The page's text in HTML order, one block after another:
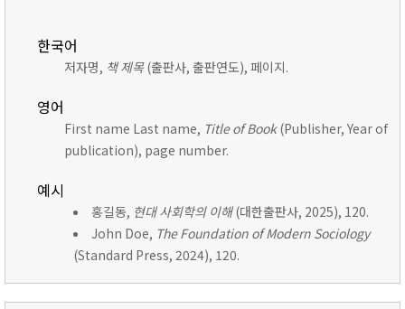
한국어
저자명, 책 제목(출판사, 출판연도), 페이지.
영어
First name Last name, Title of Book(Publisher, Year of
publication), page number.
예시
홍길동, 현대 사회학의 이해(대한출판사, 2025), 120.
John Doe, The Foundation of Modern Sociology
(Standard Press, 2024), 120.